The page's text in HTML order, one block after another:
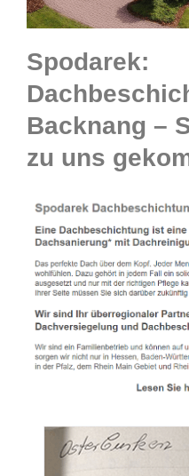
Spodarek:
Backnang –
zu uns